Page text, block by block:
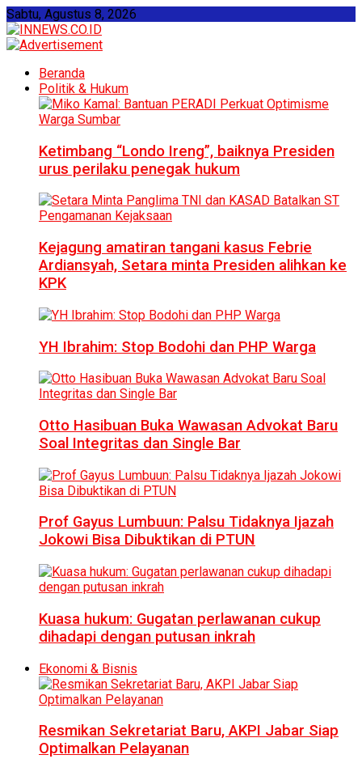
Sabtu, Agustus 8, 2026
Beranda
Politik & Hukum
Ketimbang “Londo Ireng”, baiknya Presiden
urus perilaku penegak hukum
Kejagung amatiran tangani kasus Febrie
Ardiansyah, Setara minta Presiden alihkan ke
KPK
YH Ibrahim: Stop Bodohi dan PHP Warga
Otto Hasibuan Buka Wawasan Advokat Baru
Soal Integritas dan Single Bar
Prof Gayus Lumbuun: Palsu Tidaknya Ijazah
Jokowi Bisa Dibuktikan di PTUN
Kuasa hukum: Gugatan perlawanan cukup
dihadapi dengan putusan inkrah
Ekonomi & Bisnis
Resmikan Sekretariat Baru, AKPI Jabar Siap
Optimalkan Pelayanan